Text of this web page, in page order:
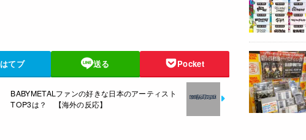
はてブ 送る Pocket
BABYMETALファンの好きな日本のアーティスト
TOP3は？ 【海外の反応】